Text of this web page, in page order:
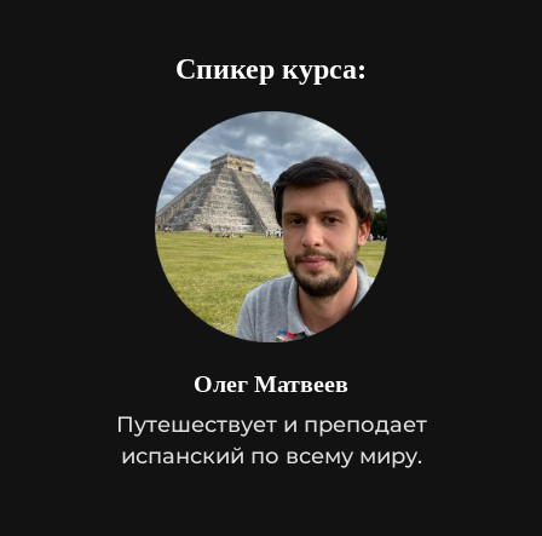
Спикер курса:
Олег Матвеев
Путешествует и преподает
испанский по всему миру.